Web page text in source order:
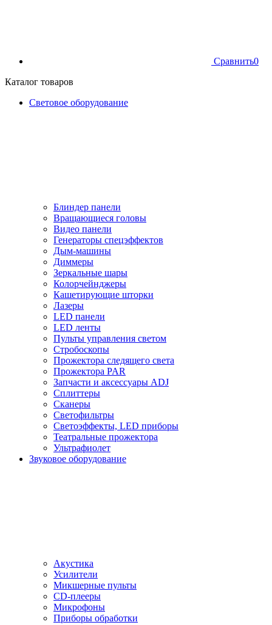
Сравнить0
Каталог товаров
Световое оборудование
Блиндер панели
Вращающиеся головы
Видео панели
Генераторы спецэффектов
Дым-машины
Диммеры
Зеркальные шары
Колорчейнджеры
Кашетирующие шторки
Лазеры
LED панели
LED ленты
Пульты управления светом
Стробоскопы
Прожектора следящего света
Прожектора PAR
Запчасти и аксессуары ADJ
Сплиттеры
Сканеры
Светофильтры
Светоэффекты, LED приборы
Театральные прожектора
Ультрафиолет
Звуковое оборудование
Акустика
Усилители
Микшерные пульты
CD-плееры
Микрофоны
Приборы обработки